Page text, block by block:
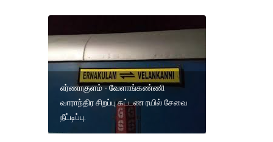
எர்ணாகுளம் - வேளாங்கண்ணி
வாராந்திர சிறப்பு கட்டண ரயில் சேவை
நீட்டிப்பு.